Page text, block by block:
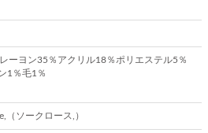
ーヨン35％アクリル18％ポリエステル5％
1％毛1％
（ソークロース,）